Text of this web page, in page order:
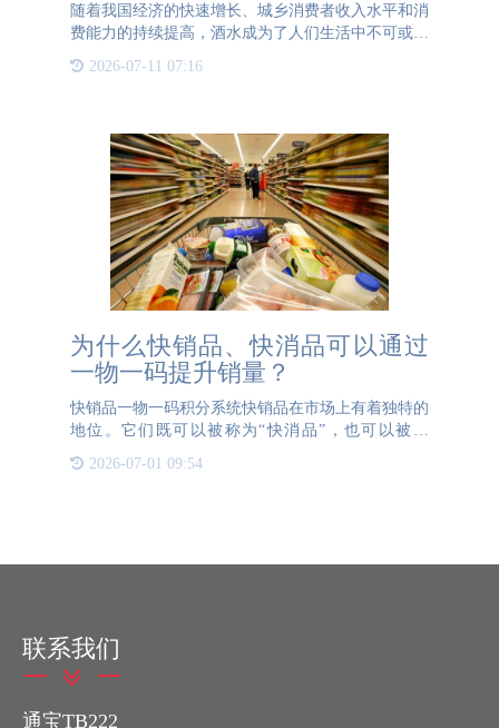
随着我国经济的快速增长、城乡消费者收入水平和消
费能力的持续提高，酒水成为了人们生活中不可或缺
于酒水真伪的关注度也在显著提升。为了更好地满足
2026-07-11 07:16
为什么快销品、快消品可以通过
一物一码提升销量？
快销品一物一码积分系统快销品在市场上有着独特的
地位。它们既可以被称为“快消品”，也可以被称
为“快销品”，这取决于我们是从消费者的角度还是从
企业的角度来看待这些产品。对于消费者而言，这些
2026-07-01 09:54
联系我们
通宝TB222